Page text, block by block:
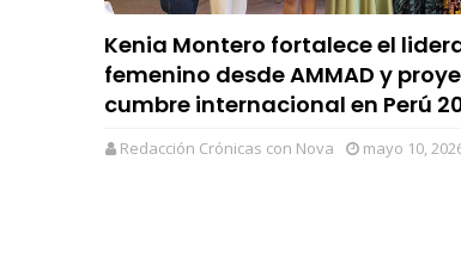
Kenia Montero fortalece el
femenino desde AMMAD y
cumbre internacional en Perú
Redacción Crónicas con Nova mayo 10,